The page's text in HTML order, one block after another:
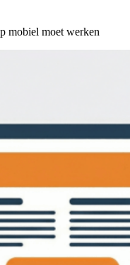
mobiel moet werken